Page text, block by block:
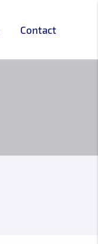
Contact